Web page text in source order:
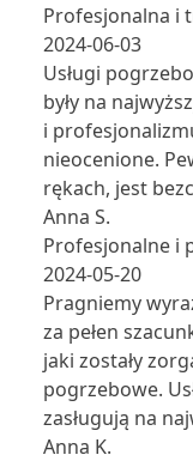
Profesjonalna i
2024-06-03
Usługi
były na
i
nieocenione.
rękach, jest
Anna S.
Profesjonalne i
2024-05-20
Pragniemy
za pełen
jaki zostały
pogrzebowe.
zasługują na
Anna K.